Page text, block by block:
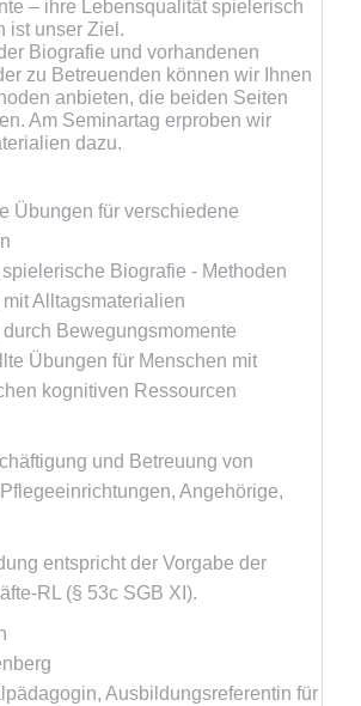
– ihre Lebensqualität spielerisch
ist unser Ziel.
Biografie und vorhandenen
zu Betreuenden können wir Ihnen
anbieten, die beiden Seiten
Am Seminartag erproben wir
dazu.
Übungen für verschiedene
Biografie - Methoden
Alltagsmaterialien
Bewegungsmomente
Übungen für Menschen mit
kognitiven Ressourcen
und Betreuung von
Angehörige,
entspricht der Vorgabe der
RL (§ 53c SGB XI).
Ausbildungsreferentin für